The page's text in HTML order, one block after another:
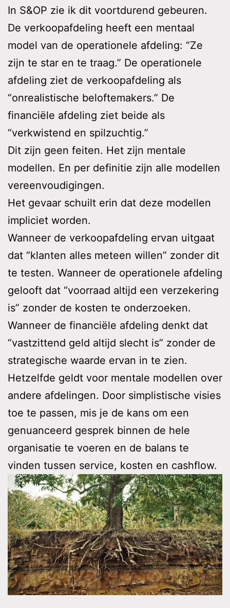
In S&OP zie ik dit voortdurend gebeuren.
De verkoopafdeling heeft een mentaal
model van de operationele afdeling: “Ze
zijn te star en te traag.” De operationele
afdeling ziet de verkoopafdeling als
“onrealistische beloftemakers.” De
financiële afdeling ziet beide als
“verkwistend en spilzuchtig.”
Dit zijn geen feiten. Het zijn mentale
modellen. En per definitie zijn alle modellen
vereenvoudigingen.
Het gevaar schuilt erin dat deze modellen
impliciet worden.
Wanneer de verkoopafdeling ervan uitgaat
dat “klanten alles meteen willen” zonder dit
te testen. Wanneer de operationele afdeling
gelooft dat “voorraad altijd een verzekering
is” zonder de kosten te onderzoeken.
Wanneer de financiële afdeling denkt dat
“vastzittend geld altijd slecht is” zonder de
strategische waarde ervan in te zien.
Hetzelfde geldt voor mentale modellen over
andere afdelingen. Door simplistische visies
toe te passen, mis je de kans om een ​​
genuanceerd gesprek binnen de hele
organisatie te voeren en de balans te
vinden tussen service, kosten en cashflow.